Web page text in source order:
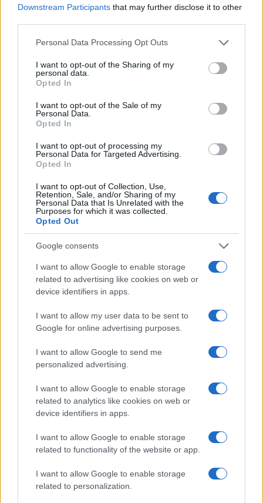
Downstream Participants that may further disclose it to other
Please note that this website/app uses one or more Google
not limited to your visit or usage behaviour. You may click to
grant or deny consent to Google and its third-party tags to
use your data for below specified purposes in below Google
consent section.
Personal Data Processing Opt Outs
I want to opt-out of the Sharing of my
personal data.
Opted In
I want to opt-out of the Sale of my
Personal Data.
Opted In
I want to opt-out of processing my
Personal Data for Targeted Advertising.
Opted In
I want to opt-out of Collection, Use,
Retention, Sale, and/or Sharing of my
Personal Data that Is Unrelated with the
Purposes for which it was collected.
Opted Out
Google consents
I want to allow Google to enable storage
related to advertising like cookies on web or
device identifiers in apps.
I want to allow my user data to be sent to
Google for online advertising purposes.
I want to allow Google to send me
personalized advertising.
I want to allow Google to enable storage
related to analytics like cookies on web or
device identifiers in apps.
I want to allow Google to enable storage
related to functionality of the website or app.
I want to allow Google to enable storage
related to personalization.
Sangue, musica e solidarietà con Avis Olbia al
Delta Center
Meteo Olbia 9 agosto, temperature in calo
Salmo finisce in ospedale a Catania, ma il tour
va avanti: “Sicilia, ci sono”
Jovanotti, Gabry Ponte e Alfa: Olbia ombelico del
Giorgia Meloni a La Maddalena, la vicesindaco:
“Orgoglio e discrezione per visita privata̶…
Incendio nella notte a Olbia, a fuoco due furgoni
A fuoco un deposito con bombole, intervento dei
vigili del fuoco a Rudalza
NECROLOGIE